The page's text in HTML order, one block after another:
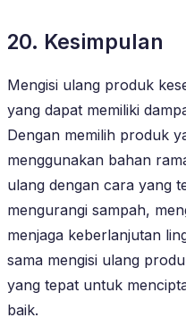
20. Kesimpulan
Mengisi ulang produk
yang dapat memiliki
Dengan memilih produk
menggunakan bahan
ulang dengan cara yang
mengurangi sampah,
menjaga keberlanjutan
sama mengisi ulang
yang tepat untuk
baik.